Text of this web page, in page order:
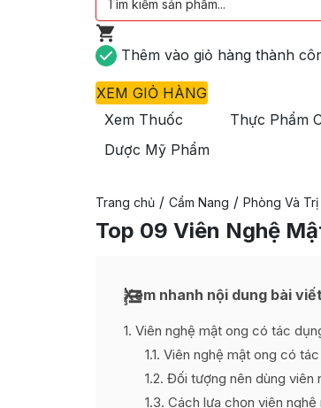
Thêm vào giỏ hàng thành
XEM GIỎ HÀNG
Xem Thuốc
Thực Phẩm
Dược Mỹ Phẩm
Trang chủ / Cẩm Nang / Phòng Và Trị
Top 09 Viên Nghệ
Xem nhanh nội dung bài
1 Viên nghệ mật ong có tác
1.1 Viên nghệ mật ong có
1.2 Đối tượng nên dùng viên
1.3 Cách lựa chọn viên